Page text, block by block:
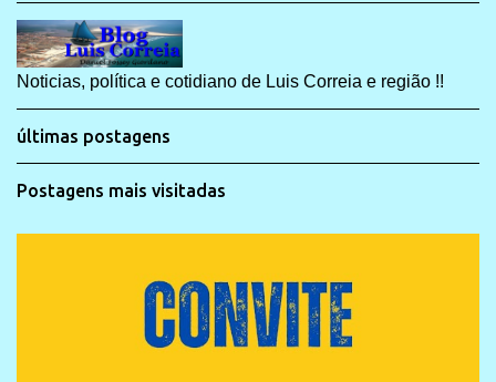
Noticias, política e cotidiano de Luis Correia e região !!
últimas postagens
Postagens mais visitadas